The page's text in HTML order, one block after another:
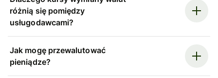
różnią się pomiędzy
usługodawcami?
Jak mogę przewalutować
pieniądze?